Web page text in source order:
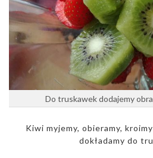
Do truskawek dodajemy
Kiwi myjemy, obieramy,
dokładamy do